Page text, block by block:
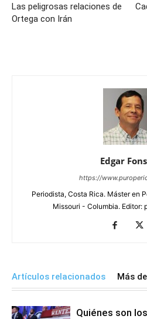
Las peligrosas relaciones de
Ortega con Irán
Edgar
https://
Periodista, Costa Rica. Máster en
Missouri - Columbia. Editor:
Artículos relacionados Más
Quiénes son